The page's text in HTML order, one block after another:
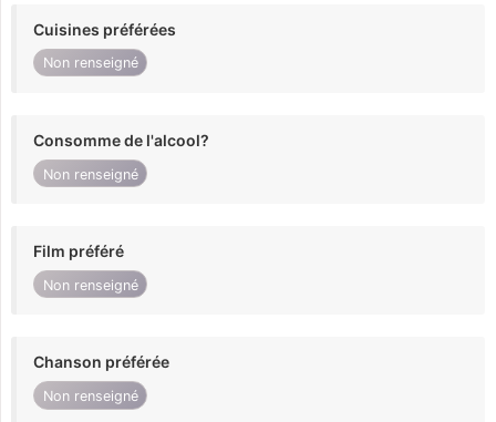
Cuisines préférées
Non renseigné
Consomme de l'alcool?
Non renseigné
Film préféré
Non renseigné
Chanson préférée
Non renseigné